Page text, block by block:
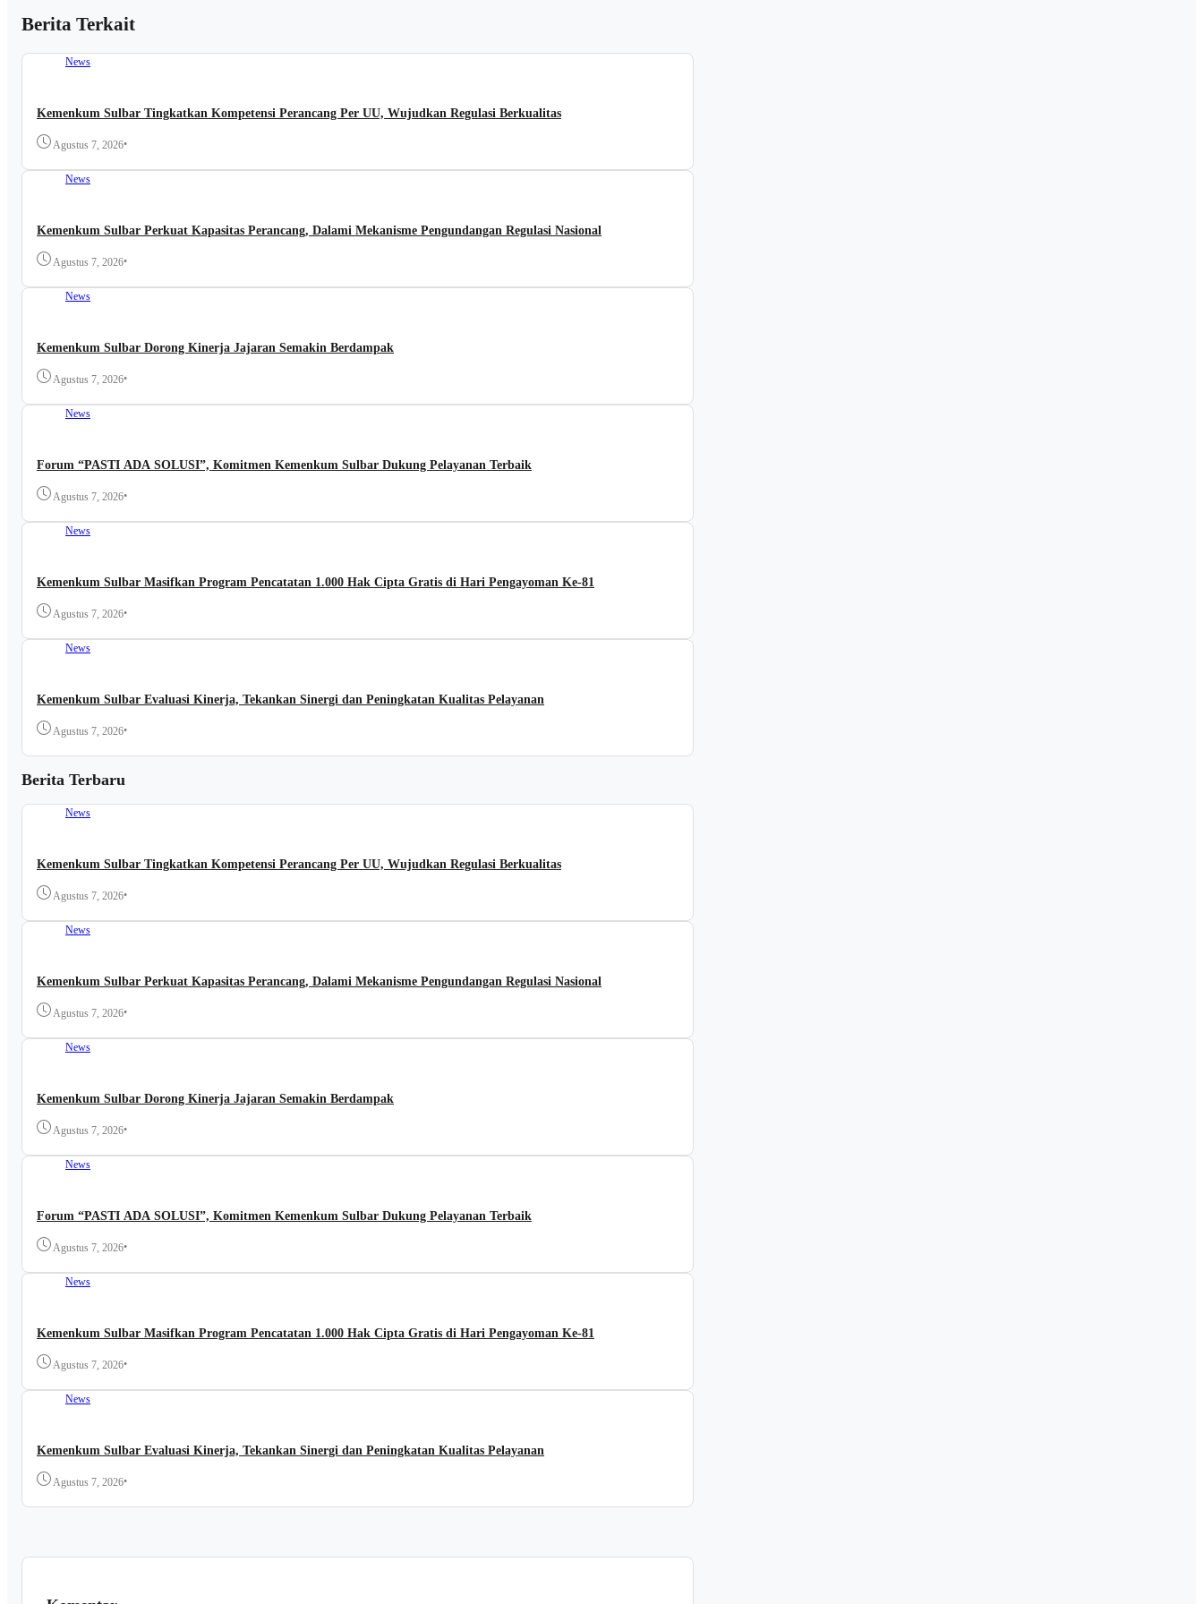
Berita Terkait
News
Kemenkum Sulbar Tingkatkan Kompetensi Perancang Per UU, Wujudkan Regulasi Berkualitas
Agustus 7, 2026•
News
Kemenkum Sulbar Perkuat Kapasitas Perancang, Dalami Mekanisme Pengundangan Regulasi Nasional
Agustus 7, 2026•
News
Kemenkum Sulbar Dorong Kinerja Jajaran Semakin Berdampak
Agustus 7, 2026•
News
Forum “PASTI ADA SOLUSI”, Komitmen Kemenkum Sulbar Dukung Pelayanan Terbaik
Agustus 7, 2026•
News
Kemenkum Sulbar Masifkan Program Pencatatan 1.000 Hak Cipta Gratis di Hari Pengayoman Ke-81
Agustus 7, 2026•
News
Kemenkum Sulbar Evaluasi Kinerja, Tekankan Sinergi dan Peningkatan Kualitas Pelayanan
Agustus 7, 2026•
Berita Terbaru
News
Kemenkum Sulbar Tingkatkan Kompetensi Perancang Per UU, Wujudkan Regulasi Berkualitas
Agustus 7, 2026•
News
Kemenkum Sulbar Perkuat Kapasitas Perancang, Dalami Mekanisme Pengundangan Regulasi Nasional
Agustus 7, 2026•
News
Kemenkum Sulbar Dorong Kinerja Jajaran Semakin Berdampak
Agustus 7, 2026•
News
Forum “PASTI ADA SOLUSI”, Komitmen Kemenkum Sulbar Dukung Pelayanan Terbaik
Agustus 7, 2026•
News
Kemenkum Sulbar Masifkan Program Pencatatan 1.000 Hak Cipta Gratis di Hari Pengayoman Ke-81
Agustus 7, 2026•
News
Kemenkum Sulbar Evaluasi Kinerja, Tekankan Sinergi dan Peningkatan Kualitas Pelayanan
Agustus 7, 2026•